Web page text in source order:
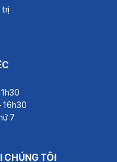
trị
16h30
7
CHÚNG TÔI